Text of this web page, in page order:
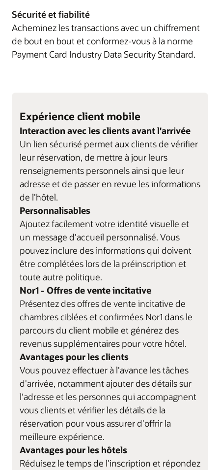
Sécurité et fiabilité
Acheminez les transactions avec un chiffrement
de bout en bout et conformez-vous à la norme
Payment Card Industry Data Security Standard.
Expérience client mobile
Interaction avec les clients avant l'arrivée
Un lien sécurisé permet aux clients de vérifier
leur réservation, de mettre à jour leurs
renseignements personnels ainsi que leur
adresse et de passer en revue les informations
de l'hôtel.
Personnalisables
Ajoutez facilement votre identité visuelle et
un message d'accueil personnalisé. Vous
pouvez inclure des informations qui doivent
être complétées lors de la préinscription et
toute autre politique.
Nor1 - Offres de vente incitative
Présentez des offres de vente incitative de
chambres ciblées et confirmées Nor1 dans le
parcours du client mobile et générez des
revenus supplémentaires pour votre hôtel.
Avantages pour les clients
Vous pouvez effectuer à l'avance les tâches
d'arrivée, notamment ajouter des détails sur
l'adresse et les personnes qui accompagnent
vous clients et vérifier les détails de la
réservation pour vous assurer d'offrir la
meilleure expérience.
Avantages pour les hôtels
Réduisez le temps de l'inscription et répondez